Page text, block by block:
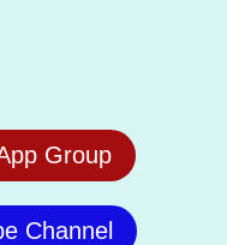
Group
Channel